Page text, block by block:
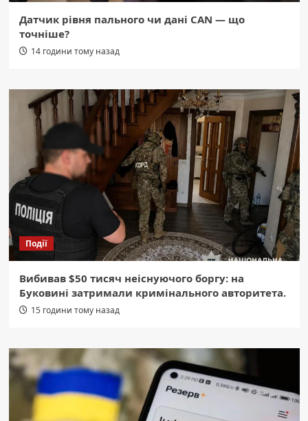
Датчик рівня пального чи дані CAN — що
точніше?
14 години тому назад
Події
Вибивав $50 тисяч неіснуючого боргу: на
Буковині затримали кримінального авторитета.
15 години тому назад